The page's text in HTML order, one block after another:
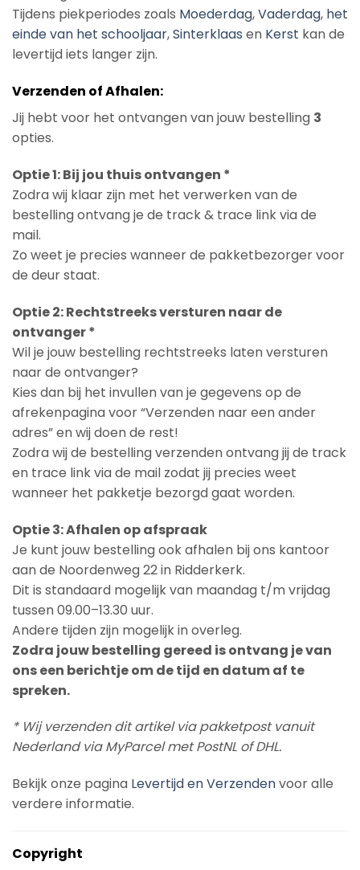
Tijdens piekperiodes zoals Moederdag,Vaderdag, het
einde van het schooljaar,Sinterklaas en Kerst kan de
levertijd iets langer zijn.
Verzenden of Afhalen:
Jij hebt voor het ontvangen van jouw bestelling 3
opties.
Optie 1: Bij jou thuis ontvangen *
Zodra wij klaar zijn met het verwerken van de
bestelling ontvang je de track & trace link via de
mail.
Zo weet je precies wanneer de pakketbezorger voor
de deur staat.
Optie 2: Rechtstreeks versturen naar de
ontvanger *
Wil je jouw bestelling rechtstreeks laten versturen
naar de ontvanger?
Kies dan bij het invullen van je gegevens op de
afrekenpagina voor “Verzenden naar een ander
adres” en wij doen de rest!
Zodra wij de bestelling verzenden ontvang jij de track
en trace link via de mail zodat jij precies weet
wanneer het pakketje bezorgd gaat worden.
Optie 3: Afhalen op afspraak
Je kunt jouw bestelling ook afhalen bij ons kantoor
aan de Noordenweg 22 in Ridderkerk.
Dit is standaard mogelijk van maandag t/m vrijdag
tussen 09.00–13.30 uur.
Andere tijden zijn mogelijk in overleg.
Zodra jouw bestelling gereed is ontvang je van
ons een berichtje om de tijd en datum af te
spreken.
* Wij verzenden dit artikel via pakketpost vanuit
Nederland via MyParcel met PostNL of DHL.
Bekijk onze pagina Levertijd en Verzendenvoor alle
verdere informatie.
Copyright